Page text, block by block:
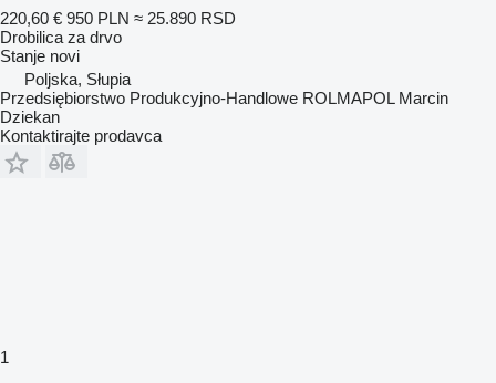
220,60 € 950 PLN ≈ 25.890 RSD
Drobilica za drvo
Stanje novi
Poljska, Słupia
Przedsiębiorstwo Produkcyjno-Handlowe ROLMAPOL Marcin
Dziekan
Kontaktirajte prodavca
1